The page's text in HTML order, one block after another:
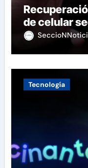
de celular
Tecnología